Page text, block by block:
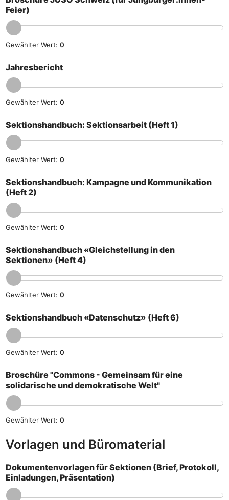
Feier)
Gewählter Wert: 0
Jahresbericht
Gewählter Wert: 0
Sektionshandbuch: Sektionsarbeit (Heft 1)
Gewählter Wert: 0
Sektionshandbuch: Kampagne und Kommunikation
(Heft 2)
Gewählter Wert: 0
Sektionshandbuch «Gleichstellung in den
Sektionen» (Heft 4)
Gewählter Wert: 0
Sektionshandbuch «Datenschutz» (Heft 6)
Gewählter Wert: 0
Broschüre "Commons - Gemeinsam für eine
solidarische und demokratische Welt"
Gewählter Wert: 0
Vorlagen und Büromaterial
Dokumentenvorlagen für Sektionen (Brief, Protokoll,
Einladungen, Präsentation)